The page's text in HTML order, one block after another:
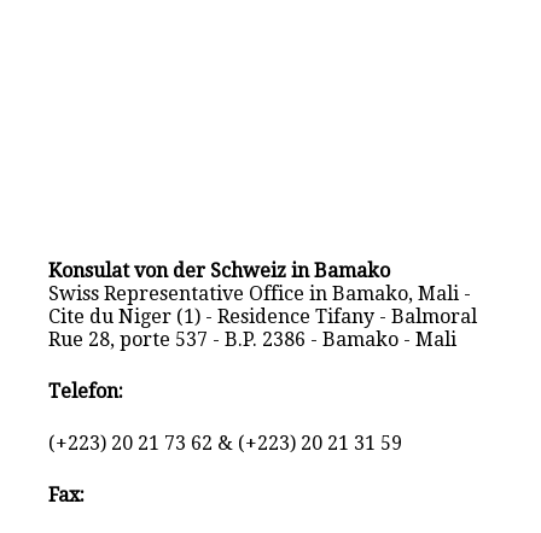
Konsulat von der Schweiz in Bamako
Swiss Representative Office in Bamako, Mali -
Cite du Niger (1) - Residence Tifany - Balmoral
Rue 28, porte 537 - B.P. 2386 - Bamako - Mali
Telefon:
(+223) 20 21 73 62 & (+223) 20 21 31 59
Fax: